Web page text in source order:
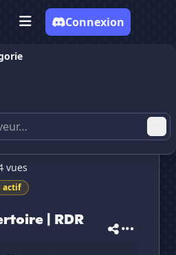
Connexion
RolePlay
vues
actif
| RDR
Répertoir...
Réperto...
ton avis de ce
Répertoir...